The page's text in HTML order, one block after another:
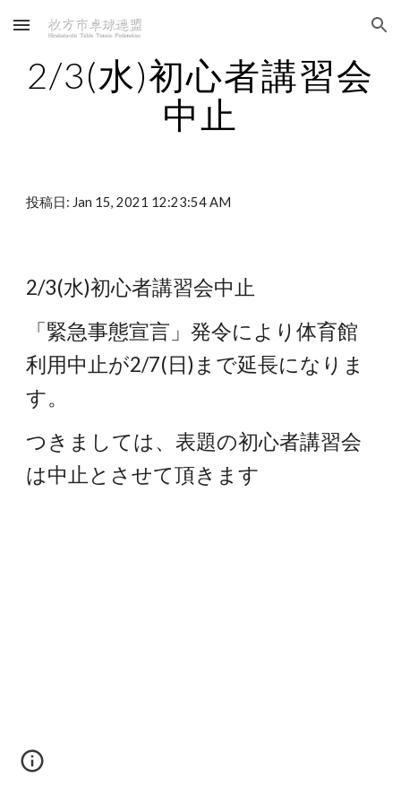
Skip to main content Skip to navigation
2/3(水)初心者講習会
中止
投稿日: Jan 15, 2021 12:23:54 AM
2/3(水)初心者講習会中止
「緊急事態宣言」発令により体育館
利用中止が2/7(日)まで延長になりま
す。
つきましては、表題の初心者講習会
は中止とさせて頂きます